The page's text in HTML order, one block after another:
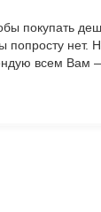
покупать
попросту нет.
всем Вам